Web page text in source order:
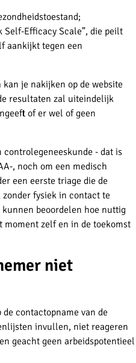
Self-Efficacy Scale”, die peilt
aankijkt tegen een
je nakijken op de website
resultaten zal uiteindelijk
of er wel of geen
controlegeneeskunde - dat is
, noch om een medisch
een eerste triage die de
fysiek in contact te
beoordelen hoe nuttig
zelf en in de toekomst
niet
contactopname van de
invullen, niet reageren
geacht geen arbeidspotentieel